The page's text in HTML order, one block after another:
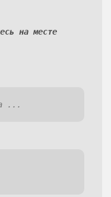
на месте